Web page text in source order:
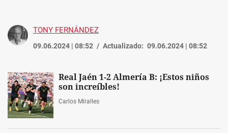
TONY FERNÁNDEZ
09.06.2024 | 08:52 Actualizado: 09.06.2024 | 08:52
Real Jaén 1-2 Almería B: ¡Estos niños
son increíbles!
Carlos Miralles